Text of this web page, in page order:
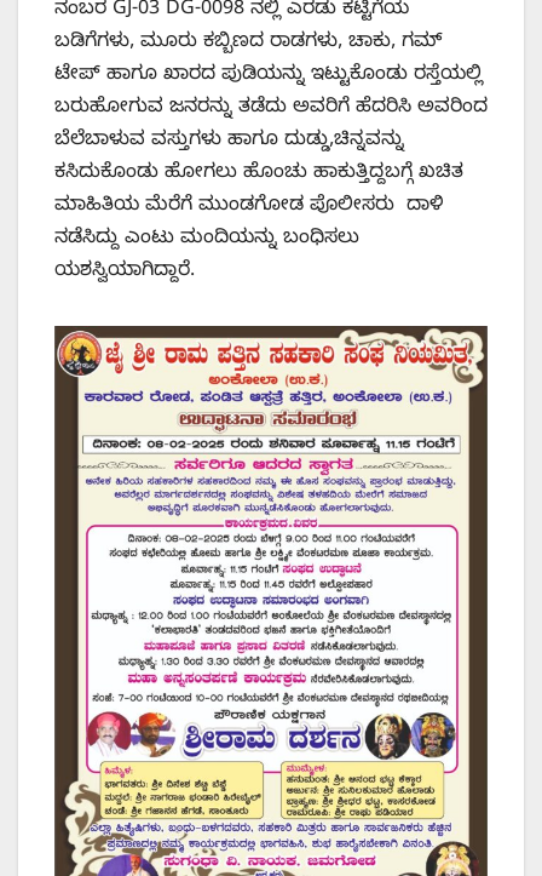
ನಂಬರ GJ-03 DG-0098 ನಲ್ಲಿ ಎರಡು ಕಟ್ಟಿಗೆಯ
ಬಡಿಗೆಗಳು, ಮೂರು ಕಬ್ಬಿಣದ ರಾಡಗಳು, ಚಾಕು, ಗಮ್
ಟೇಪ್ ಹಾಗೂ ಖಾರದ ಪುಡಿಯನ್ನು ಇಟ್ಟುಕೊಂಡು ರಸ್ತೆಯಲ್ಲಿ
ಬರುಹೋಗುವ ಜನರನ್ನು ತಡೆದು ಅವರಿಗೆ ಹೆದರಿಸಿ ಅವರಿಂದ
ಬೆಲೆಬಾಳುವ ವಸ್ತುಗಳು ಹಾಗೂ ದುಡ್ಡು,ಚಿನ್ನವನ್ನು
ಕಸಿದುಕೊಂಡು ಹೋಗಲು ಹೊಂಚು ಹಾಕುತ್ತಿದ್ದಬಗ್ಗೆ ಖಚಿತ
ಮಾಹಿತಿಯ ಮೆರೆಗೆ ಮುಂಡಗೋಡ ಪೊಲೀಸರು ದಾಳಿ
ನಡೆಸಿದ್ದು ಎಂಟು ಮಂದಿಯನ್ನು ಬಂಧಿಸಲು
ಯಶಸ್ವಿಯಾಗಿದ್ದಾರೆ.